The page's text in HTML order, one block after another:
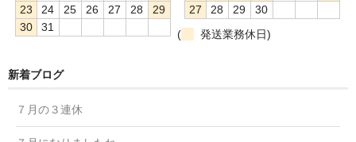
23
24 25 26 27 28
29
30
31
27
28 29
30
(
発送業務休日)
新着ブログ
７月の３連休